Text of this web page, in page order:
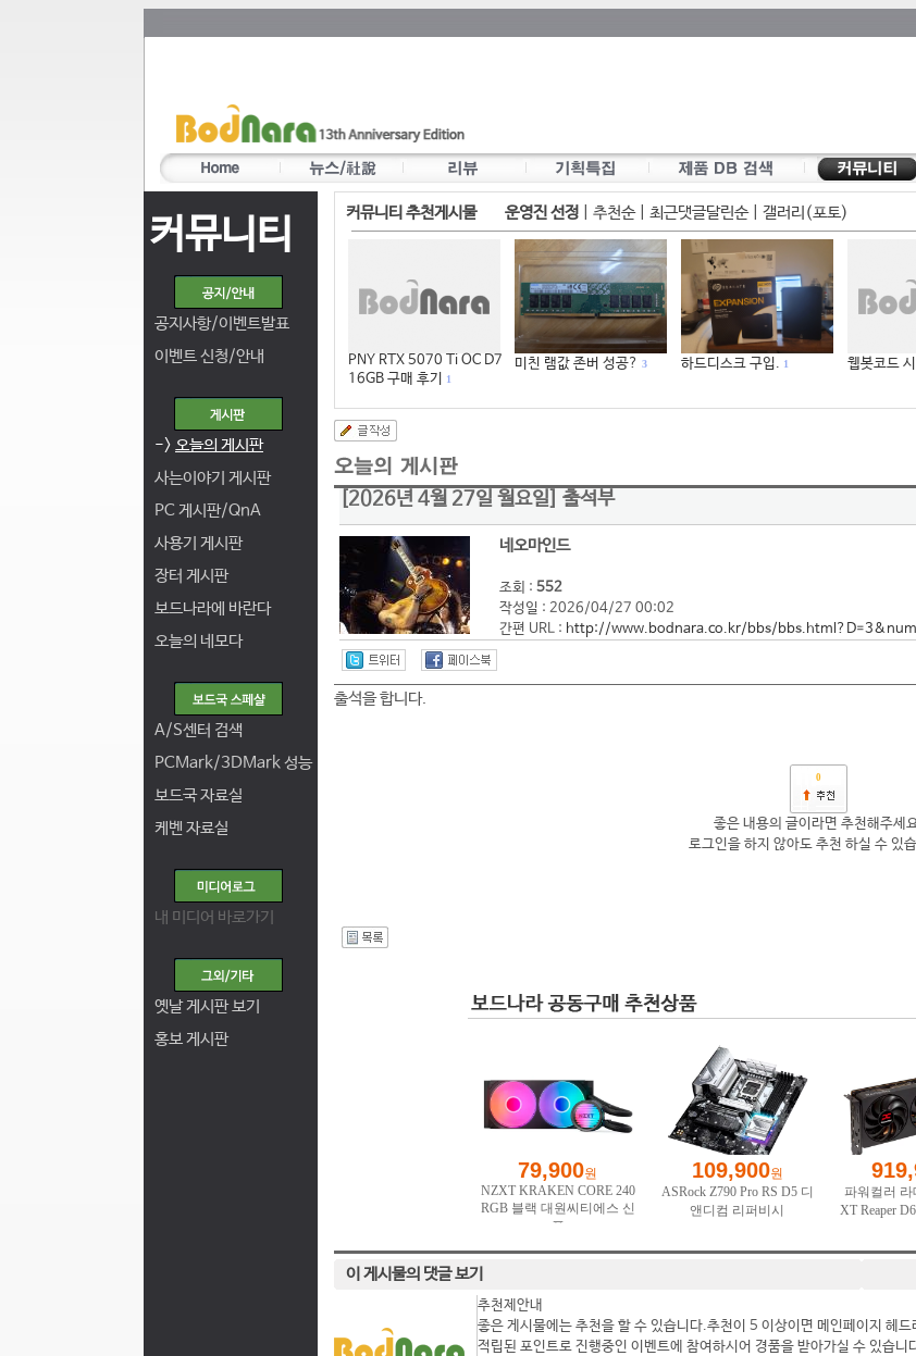
커뮤니티
공지사항/이벤트발표
이벤트 신청/안내
-> 오늘의 게시판
사는이야기 게시판
PC 게시판/QnA
사용기 게시판
장터 게시판
보드나라에 바란다
오늘의 네모다
A/S센터 검색
PCMark/3DMark 성능
보드국 자료실
케벤 자료실
내 미디어 바로가기
옛날 게시판 보기
홍보 게시판
커뮤니티 추천게시물 운영진 선정 추천순| 최근댓글달린순| 갤러리(포토)
PNY RTX 5070 Ti OC D7
16GB 구매 후기
1
미친 램값 존버 성공? 3 하드디스크 구입. 1 웹봇코드
[2026년 4월 27일 월요일] 출석부
네오마인드
조회 : 552
작성일 : 2026/04/27 00:02
간편 URL : http://www.bodnara.co.kr/bbs/
출석을 합니다.
0
좋은 내용의 글이라면 추천해주세
로그인을 하지 않아도 추천 하실 수 있
이 게시물의 댓글 보기
추천제안내
좋은 게시물에는 추천을 할 수 있습니다.추천이 5 이상이면 메인페이지 헤
적립된 포인트로 진행중인 이벤트에 참여하시어 경품을 받아가실 수 있습니